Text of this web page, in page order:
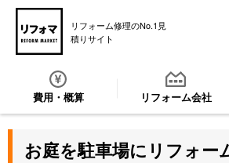
リフォーム修理のNo.1見
積りサイト
費用・概算 リフォーム会社
お庭を駐車場にリフォー